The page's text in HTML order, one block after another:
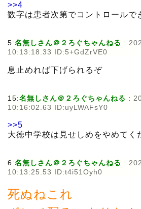
>>4
数字は患者次第でコントロールで
5:名無しさん＠２ろぐちゃんねる :
10:13:18.33 ID:5+GdZrVE0
息止めれば下げられるぞ
15:名無しさん＠２ろぐちゃんねる :
10:16:02.63 ID:uyLWAFsY0
>>5
大徳中学校は見せしめをやめてく
6:名無しさん＠２ろぐちゃんねる :
10:13:25.53 ID:t4i51Oyh0
死ぬねこれ